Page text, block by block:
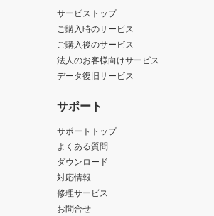
サービストップ
ご購入時のサービス
ご購入後のサービス
法人のお客様向けサービス
データ復旧サービス
サポート
サポートトップ
よくある質問
ダウンロード
対応情報
修理サービス
お問合せ